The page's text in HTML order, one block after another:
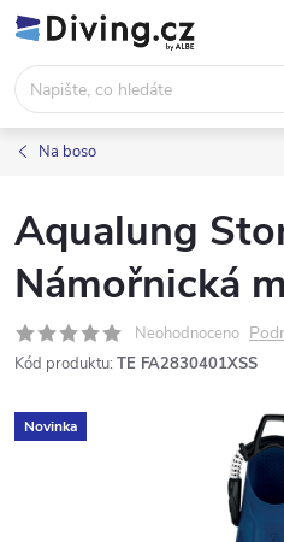
Přejít
na
obsah
Na boso
Aqualung
Námořnická
Neohodnoceno
Kód produktu: TE FA2830401XSS
Novinka